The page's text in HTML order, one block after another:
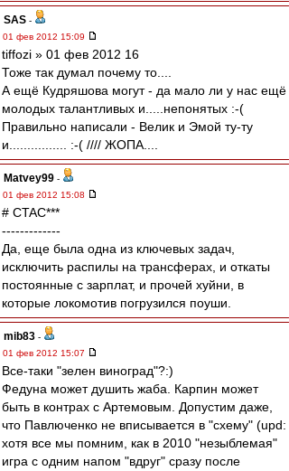
SAS -
01 фев 2012 15:09
tiffozi » 01 фев 2012 16
Тоже так думал почему то....
А ещё Кудряшова могут - да мало ли у нас ещё
молодых талантливых и.....непонятых :-(
Правильно написали - Велик и Эмой ту-ту
и................ :-( //// ЖОПА....
Matvey99 -
01 фев 2012 15:08
# CTAC***
-------------
Да, еще была одна из ключевых задач,
исключить распилы на трансферах, и откаты
постоянные с зарплат, и прочей хуйни, в
которые локомотив погрузился поуши.
mib83 -
01 фев 2012 15:07
Все-таки "зелен виноград"?:)
Федуна может душить жаба. Карпин может
быть в контрах с Артемовым. Допустим даже,
что Павлюченко не вписывается в "схему" (upd:
хотя все мы помним, как в 2010 "незыблемая"
игра с одним напом "вдруг" сразу после